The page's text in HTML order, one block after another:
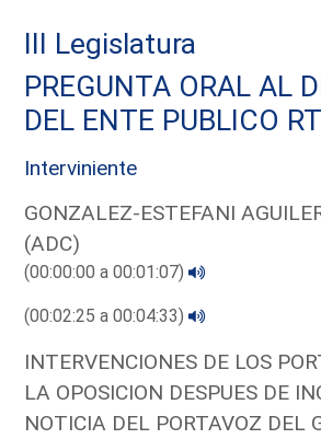
III Legislatura
PREGUNTA ORAL AL
DEL ENTE PUBLICO
Interviniente
GONZALEZ-ESTEFANI
(ADC)
(00:00:00 a 00:01:07)
(00:02:25 a 00:04:33)
INTERVENCIONES DE LOS
LA OPOSICION DESPUES DE
NOTICIA DEL PORTAVOZ DEL